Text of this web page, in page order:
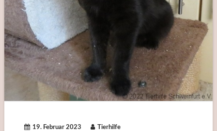
19. Februar 2023 Tierhilfe